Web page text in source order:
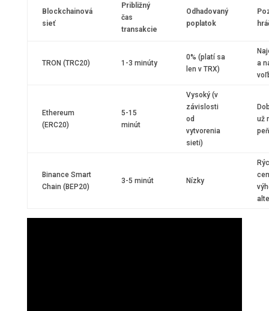
Blockchainová
sieť
Približný
čas
transakcie
Odhadovaný
poplatok
TRON (TRC20) 1-3 minúty
0% (platí sa
len v TRX)
a
Ethereum
(ERC20)
5-15
minút
Vysoký (v
závislosti
od
vytvorenia
sieti)
už
Binance Smart
Chain (BEP20)
3-5 minút Nízky